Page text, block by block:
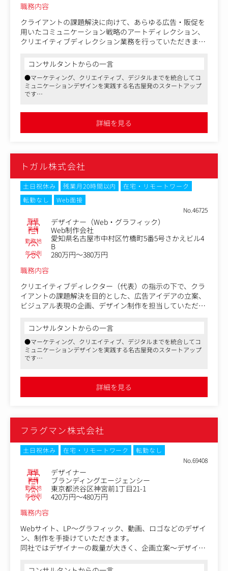
職務内容
クライアントの課題解決に向けて、あらゆる広告・販促を
用いたコミュニケーション戦略のアートディレクション、
クリエイティブディレクション業務を行っていただきま
大手代理店や地場企業から厚い信頼を寄せられており、既
存顧客や紹介企業からの案件獲得がほとんどです。
制作案件における窓口として、クライアントとの打ち合わ
せから携わっていただきます。
受注に繋げていきます。
ながら、納品までの工程をトータルでサポートいただきま
す。
また必要に応じてデザイン業務にも携わっていただくの
で、自身のスキル向上にも繋がります。
・クライアントとの打ち合わせ
・企画提案
・制作進行管理
・デザイン制作
・制作スタッフのディレクション
・クオリティチェック
・納品
・アフターフォロー など
CI/VI開発など多様な案件が発生します。
現在は代表がクリエイティブディレクターとして同業務を
メインで担当されています。
として活躍いただける方を求めています。
また、同社では自社事業としてSNSを使った町おこしの活
クリエイティブエージェンシーとしてのクライアントワー
クだけでなく、地域貢献性の高い事業にも取り組むチャン
コンサルタントからの一言
●マーケティング、クリエイティブ、デジタルまでを統合してコ
ミュニケーションデザインを実践する名古屋発のスタートアップ
です
●短時間正社員や在宅勤務の相談にも応じていただけるなど、柔
軟な働き方を推奨しています。また、代表がPTA会長を務めてい
た経験から、子育てをする親御さんへの理解が深く、「PTA役員
詳細を見る
トガル株式会社
土日祝休み 残業月20時間以内
在宅・リモートワーク
転勤なし
Web面接
No.46725
職種 デザイナー（Web・グラフィック）
業種 Web制作会社
勤務地
愛知県名古屋市中村区竹橋町5番5号さかえビル4
B
年収例
280万円～380万円
職務内容
クリエイティブディレクター（代表）の指示の下で、クラ
イアントの課題解決を目的とした、広告アイデアの立案、
ビジュアル表現の企画、デザイン制作を担当していただき
制作媒体は、Webサイトを中心に、グラフィック・映像・
CI/VI開発など多様な案件が発生します。
主には、大手広告会社からの案件ですが、企画段階から携
われる仕事が多く、クライアント直の打ち合わせもござい
ニーズを踏まえて本質的な課題解決に取り組める環境で
また、同社では自社事業としてSNSを使った町おこしの活
動（『駅西さんぽ』）や、産学官連携のプロジェクト
（『名古屋西エリアPR事業』）にも参画しています。
クリエイティブエージェンシーとしてのクライアントワー
クだけでなく、地域貢献性の高い事業にも取り組むチャン
スがあります。
＜案件例＞
『駅西さんぽ』
『名古屋西エリアPR事業』（中村区役所×名古屋造形大学
×トガル）
デザイナー4名（業務委託含む）
コンサルタントからの一言
●マーケティング、クリエイティブ、デジタルまでを統合してコ
ミュニケーションデザインを実践する名古屋発のスタートアップ
です
●短時間正社員や在宅勤務の相談にも応じていただけるなど、柔
軟な働き方を推奨しています。また、代表がPTA会長を務めてい
た経験から、子育てをする親御さんへの理解が深く、「PTA役員
詳細を見る
フラグマン株式会社
土日祝休み 在宅・リモートワーク
転勤なし
No.69408
職種 デザイナー
業種 ブランディングエージェンシー
勤務地 東京都渋谷区神宮前1丁目21-1
年収例
420万円～480万円
職務内容
Webサイト、LP～グラフィック、動画、ロゴなどのデザイ
ン、制作を手掛けていただきます。
同社ではデザイナーの裁量が大きく、企画立案～デザイ
ていくのでキャリアの領域を広げていくことができます。